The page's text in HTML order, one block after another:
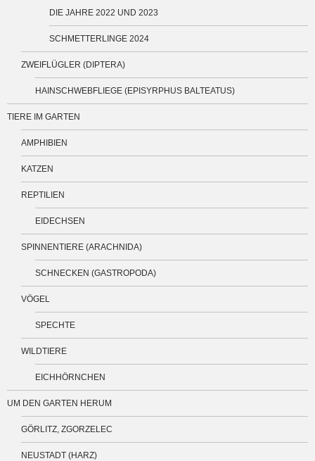
DIE JAHRE 2022 UND 2023
SCHMETTERLINGE 2024
ZWEIFLÜGLER (DIPTERA)
HAINSCHWEBFLIEGE (EPISYRPHUS BALTEATUS)
TIERE IM GARTEN
AMPHIBIEN
KATZEN
REPTILIEN
EIDECHSEN
SPINNENTIERE (ARACHNIDA)
SCHNECKEN (GASTROPODA)
VÖGEL
SPECHTE
WILDTIERE
EICHHÖRNCHEN
UM DEN GARTEN HERUM
GÖRLITZ, ZGORZELEC
NEUSTADT (HARZ)